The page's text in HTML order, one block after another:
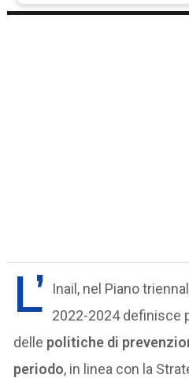
L’
Inail, nel Piano
2022-2024 definisce
delle politiche di
periodo, in linea con la